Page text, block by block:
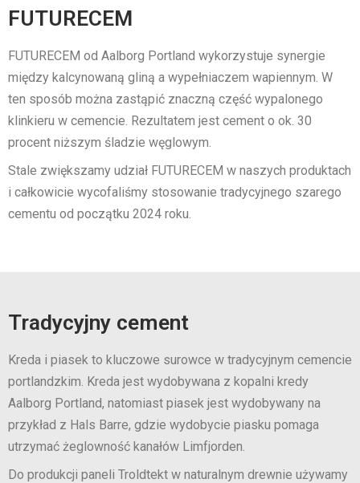
FUTURECEM
FUTURECEM od Aalborg Portland wykorzystuje synergie
między kalcynowaną gliną a wypełniaczem wapiennym. W
ten sposób można zastąpić znaczną część wypalonego
klinkieru w cemencie. Rezultatem jest cement o ok. 30
procent niższym śladzie węglowym.
Stale zwiększamy udział FUTURECEM w naszych produktach
i całkowicie wycofaliśmy stosowanie tradycyjnego szarego
cementu od początku 2024 roku.
Tradycyjny cement
Kreda i piasek to kluczowe surowce w tradycyjnym cemencie
portlandzkim. Kreda jest wydobywana z kopalni kredy
Aalborg Portland, natomiast piasek jest wydobywany na
przykład z Hals Barre, gdzie wydobycie piasku pomaga
utrzymać żeglowność kanałów Limfjorden.
Do produkcji paneli Troldtekt w naturalnym drewnie używamy